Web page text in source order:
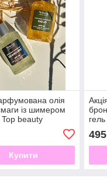
олія
із шимером
beauty
Купити
495